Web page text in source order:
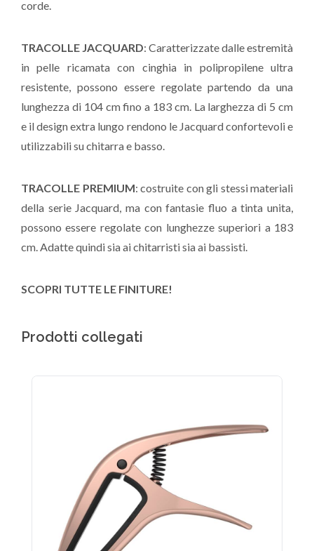
corde.
TRACOLLE JACQUARD: Caratterizzate dalle estremità
in pelle ricamata con cinghia in polipropilene ultra
resistente, possono essere regolate partendo da una
lunghezza di 104 cm fino a 183 cm. La larghezza di 5 cm
e il design extra lungo rendono le Jacquard confortevoli e
utilizzabili su chitarra e basso.
TRACOLLE PREMIUM: costruite con gli stessi materiali
della serie Jacquard, ma con fantasie fluo a tinta unita,
possono essere regolate con lunghezze superiori a 183
cm. Adatte quindi sia ai chitarristi sia ai bassisti.
SCOPRI TUTTE LE FINITURE!
Prodotti collegati